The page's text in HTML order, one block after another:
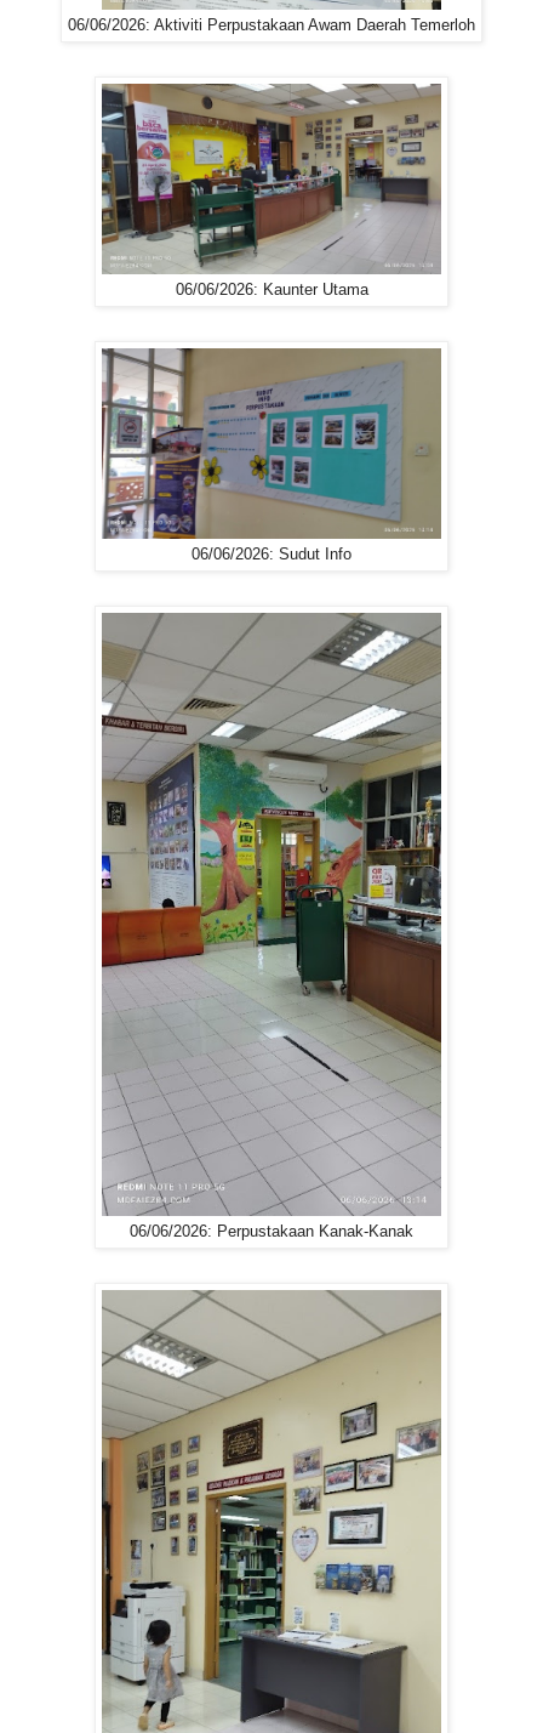
06/06/2026: Aktiviti Perpustakaan Awam Daerah Temerloh
06/06/2026: Kaunter Utama
06/06/2026: Sudut Info
06/06/2026: Perpustakaan Kanak-Kanak